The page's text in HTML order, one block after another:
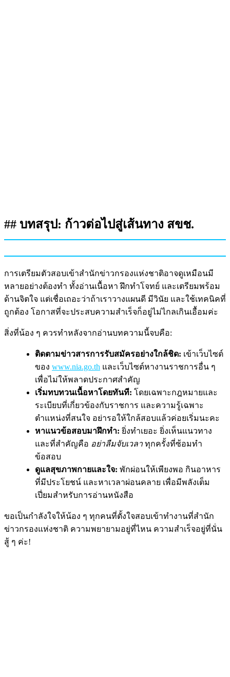
## บทสรุป: ก้าวต่อไปสู่เส้นทาง สขช.
การเตรียมตัวสอบเข้าสำนักข่าวกรองแห่งชาติอาจดูเหมือนมี
หลายอย่างต้องทำ ทั้งอ่านเนื้อหา ฝึกทำโจทย์ และเตรียมพร้อม
ด้านจิตใจ แต่เชื่อเถอะว่าถ้าเราวางแผนดี มีวินัย และใช้เทคนิคที่
ถูกต้อง โอกาสที่จะประสบความสำเร็จก็อยู่ไม่ไกลเกินเอื้อมค่ะ
สิ่งที่น้อง ๆ ควรทำหลังจากอ่านบทความนี้จบคือ:
ติดตามข่าวสารการรับสมัครอย่างใกล้ชิด: เข้าเว็บไซต์
ของ www.nia.go.th และเว็บไซต์หางานราชการอื่น ๆ
เพื่อไม่ให้พลาดประกาศสำคัญ
เริ่มทบทวนเนื้อหาโดยทันที: โดยเฉพาะกฎหมายและ
ระเบียบที่เกี่ยวข้องกับราชการ และความรู้เฉพาะ
ตำแหน่งที่สนใจ อย่ารอให้ใกล้สอบแล้วค่อยเริ่มนะคะ
หาแนวข้อสอบมาฝึกทำ: ยิ่งทำเยอะ ยิ่งเห็นแนวทาง
และที่สำคัญคือ อย่าลืมจับเวลา ทุกครั้งที่ซ้อมทำ
ข้อสอบ
ดูแลสุขภาพกายและใจ: พักผ่อนให้เพียงพอ กินอาหาร
ที่มีประโยชน์ และหาเวลาผ่อนคลาย เพื่อมีพลังเต็ม
เปี่ยมสำหรับการอ่านหนังสือ
ขอเป็นกำลังใจให้น้อง ๆ ทุกคนที่ตั้งใจสอบเข้าทำงานที่สำนัก
ข่าวกรองแห่งชาติ ความพยายามอยู่ที่ไหน ความสำเร็จอยู่ที่นั่น
สู้ ๆ ค่ะ!